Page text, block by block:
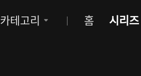
카테고리 홈 시리즈